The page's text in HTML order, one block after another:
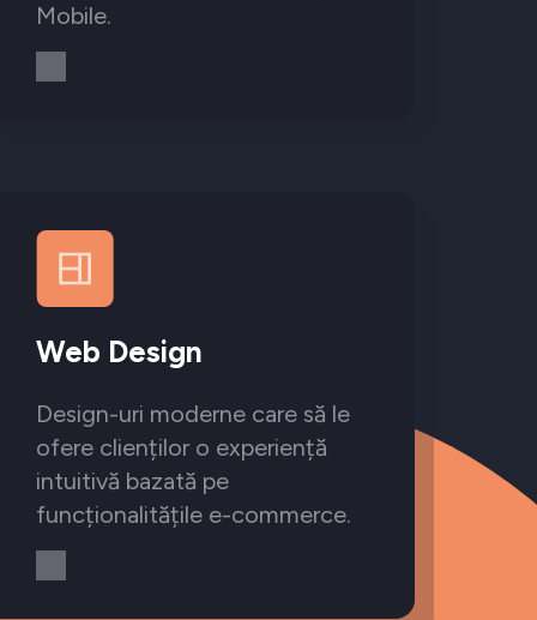
Mobile.
Web Design
Design-uri moderne care să le
ofere clienților o experiență
intuitivă bazată pe
funcționalitățile e-commerce.